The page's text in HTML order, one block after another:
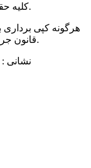
کلیه حقوق مادی ومعنوی متعلق به سی پنل می باشد.
قانون جرائم رایانه ای بوده و پیگرد قانونی خواهد داشت.
نشانی :